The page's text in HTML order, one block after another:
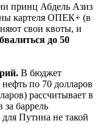
принц Абдель Азиз
картеля ОПЕК+ (в
свои квоты, и
до 50
В бюджет
по 70 долларов
рассчитывает в
баррель
Путина не такой